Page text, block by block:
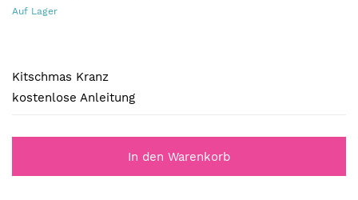
Auf Lager
Kranz
Kitschmas Kranz
kostenlose Anleitung
In den Warenkorb